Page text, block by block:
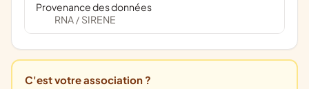
Provenance des données
RNA / SIRENE
C'est votre association ?